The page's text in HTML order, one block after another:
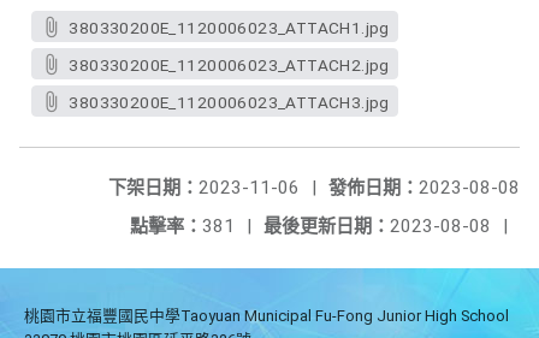
380330200E_1120006023_ATTACH1.jpg
380330200E_1120006023_ATTACH2.jpg
380330200E_1120006023_ATTACH3.jpg
發佈日期： 2023-08-08
下架日期： 2023-11-06
|
最後更新日期： 2023-08-08 |
點擊率： 381 |
桃園市立福豐國民中學Taoyuan Municipal Fu-Fong Junior High School